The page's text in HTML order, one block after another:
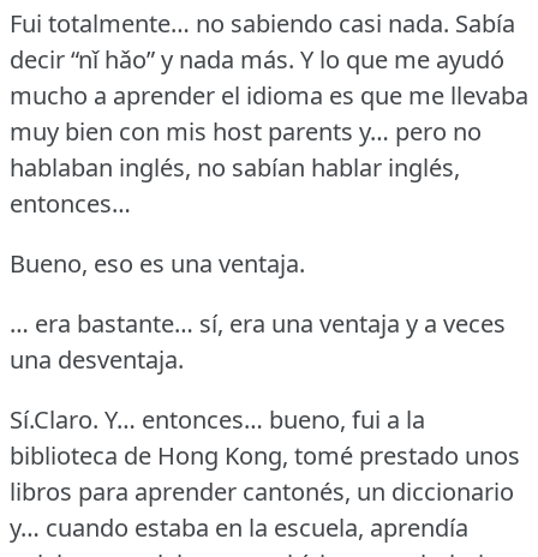
Fui totalmente… no sabiendo casi nada. Sabía
decir “nǐ hǎo” y nada más. Y lo que me ayudó
mucho a aprender el idioma es que me llevaba
muy bien con mis host parents y… pero no
hablaban inglés, no sabían hablar inglés,
entonces…
Bueno, eso es una ventaja.
… era bastante… sí, era una ventaja y a veces
una desventaja.
Sí.Claro. Y… entonces… bueno, fui a la
biblioteca de Hong Kong, tomé prestado unos
libros para aprender cantonés, un diccionario
y… cuando estaba en la escuela, aprendía